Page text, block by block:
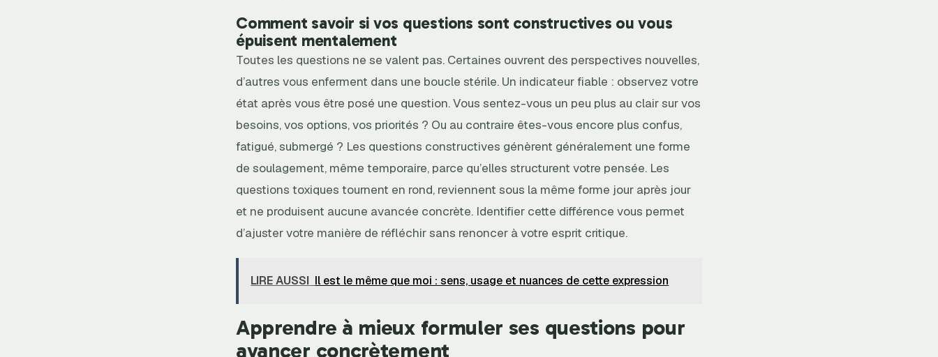
Comment savoir si vos questions sont constructives ou vous
épuisent mentalement
Toutes les questions ne se valent pas. Certaines ouvrent des perspectives nouvelles,
d’autres vous enferment dans une boucle stérile. Un indicateur fiable : observez votre
état après vous être posé une question. Vous sentez-vous un peu plus au clair sur vos
besoins, vos options, vos priorités ? Ou au contraire êtes-vous encore plus confus,
fatigué, submergé ? Les questions constructives génèrent généralement une forme
de soulagement, même temporaire, parce qu’elles structurent votre pensée. Les
questions toxiques tournent en rond, reviennent sous la même forme jour après jour
et ne produisent aucune avancée concrète. Identifier cette différence vous permet
d’ajuster votre manière de réfléchir sans renoncer à votre esprit critique.
LIRE AUSSI Il est le même que moi : sens, usage et nuances de cette expression
Apprendre à mieux formuler ses questions pour
avancer concrètement